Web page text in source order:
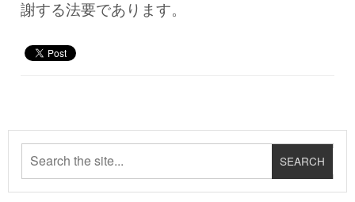
謝する法要であります。